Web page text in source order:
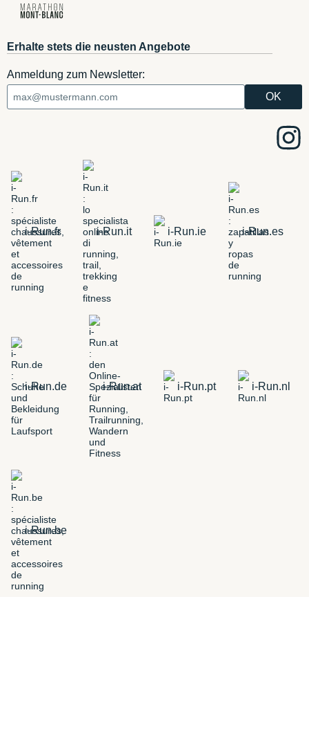
Erhalte stets die neusten Angebote
Anmeldung zum Newsletter:
i-Run.fr i-Run.it i-Run.ie i-Run.es
i-Run.de i-Run.at i-Run.pt i-Run.nl
i-Run.be